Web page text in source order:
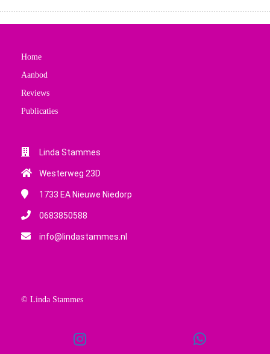
Home
Aanbod
Reviews
Publicaties
Linda Stammes
Westerweg 23D
1733 EA Nieuwe Niedorp
0683850588
info@lindastammes.nl
© Linda Stammes